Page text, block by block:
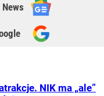
NIK ma „ale”